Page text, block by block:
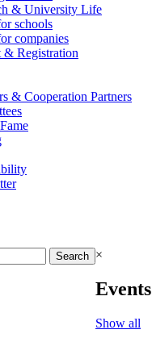
& University Life
schools
companies
& Registration
& Cooperation Partners
×
Events
Show all